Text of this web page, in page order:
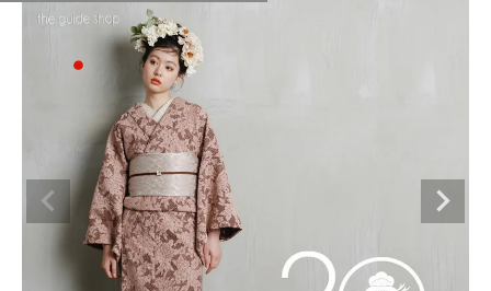
羽織
襦袢
小物
夏季以外通年
カテゴリーから探す
着物 帯 羽織 襦袢
タイプから探す
ログイン perm_identity
ようこそ ゲスト 様